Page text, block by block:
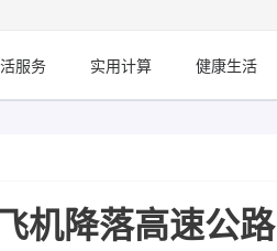
服务 实用计算 健康生活
机降落高速公路